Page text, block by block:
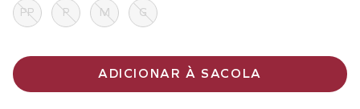
PP P M G
ADICIONAR À SACOLA